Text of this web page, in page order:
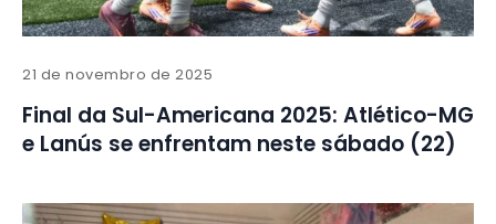
21 de novembro de 2025
Final da Sul-Americana 2025: Atlético-MG
e Lanús se enfrentam neste sábado (22)